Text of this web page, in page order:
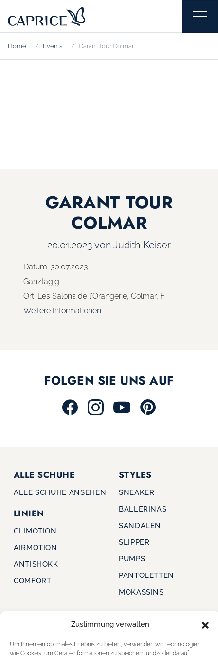
Zustimmung verwalten
Um Ihnen ein optimales Erlebnis zu bieten, verwenden wir Technologien
wie Cookies, um Geräteinformationen zu speichern und/oder darauf
Home Events Garant Tour Colmar
GARANT TOUR
COLMAR
20.01.2023 von Judith Keiser
Datum: 30.07.2023
Ganztägig
Ort: Les Salons de l'Orangerie, Colmar, F
Weitere Informationen
FOLGEN SIE UNS AUF
ALLE SCHUHE
ALLE SCHUHE ANSEHEN
LINIEN
CLIMOTION
AIRMOTION
ANTISHOKK
COMFORT
STYLES
SNEAKER
BALLERINAS
SANDALEN
SLIPPER
PUMPS
PANTOLETTEN
MOKASSINS
STARTSEITE
FÜR HÄNDLER
FÜR HÄNDLER